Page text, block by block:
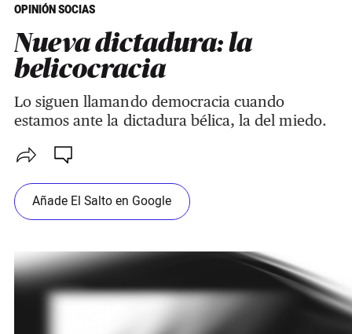
OPINIÓN SOCIAS
Nueva dictadura: la
belicocracia
Lo siguen llamando democracia cuando
estamos ante la dictadura bélica, la del miedo.
Añade El Salto en Google